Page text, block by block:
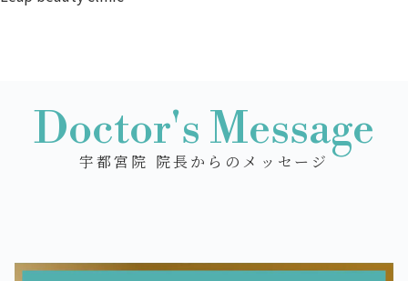
Doctor's Message
宇都宮院 院長からのメッセージ